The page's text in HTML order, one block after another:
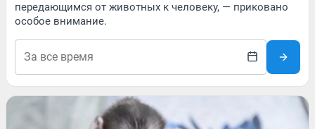
передающимся от животных к человеку, — приковано
особое внимание.